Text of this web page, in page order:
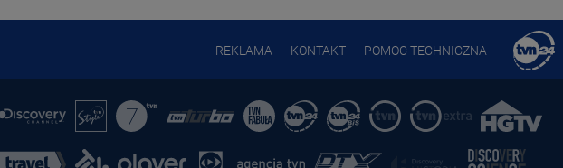
REKLAMA KONTAKT POMOC TECHNICZNA